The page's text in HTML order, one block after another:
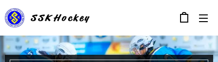
SSKHockey